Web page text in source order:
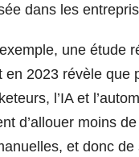
dans les
une étude
en 2023 révèle que
l’IA et
d’allouer moins
et donc de